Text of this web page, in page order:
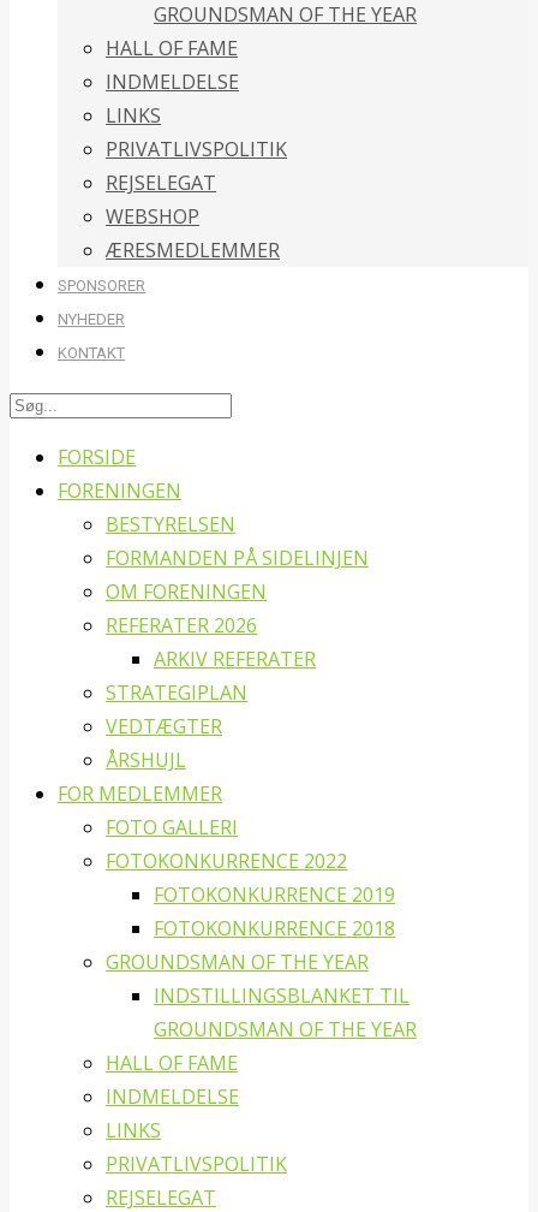
GROUNDSMAN OF THE YEAR
HALL OF FAME
INDMELDELSE
LINKS
PRIVATLIVSPOLITIK
REJSELEGAT
WEBSHOP
ÆRESMEDLEMMER
SPONSORER
NYHEDER
KONTAKT
FORSIDE
FORENINGEN
BESTYRELSEN
FORMANDEN PÅ SIDELINJEN
OM FORENINGEN
REFERATER 2026
ARKIV REFERATER
STRATEGIPLAN
VEDTÆGTER
ÅRSHUJL
FOR MEDLEMMER
FOTO GALLERI
FOTOKONKURRENCE 2022
FOTOKONKURRENCE 2019
FOTOKONKURRENCE 2018
GROUNDSMAN OF THE YEAR
INDSTILLINGSBLANKET TIL
GROUNDSMAN OF THE YEAR
HALL OF FAME
INDMELDELSE
LINKS
PRIVATLIVSPOLITIK
REJSELEGAT